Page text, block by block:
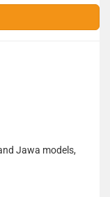
Jawa models,